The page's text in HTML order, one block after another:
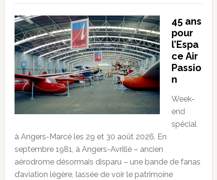
45 ans
pour
l’Espa
ce Air
Passio
n
Week-
end
spécial
à Angers-Marcé les 29 et 30 août 2026. En
septembre 1981, à Angers-Avrillé – ancien
aérodrome désormais disparu – une bande de fanas
d’aviation légère, lassée de voir le patrimoine